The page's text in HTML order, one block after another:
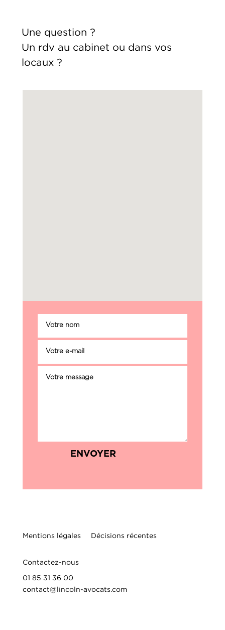
Une question ?
Un rdv au cabinet ou dans vos
locaux ?
ENVOYER
Mentions légales Décisions récentes
Contactez-nous
01 85 31 36 00
contact@lincoln-avocats.com